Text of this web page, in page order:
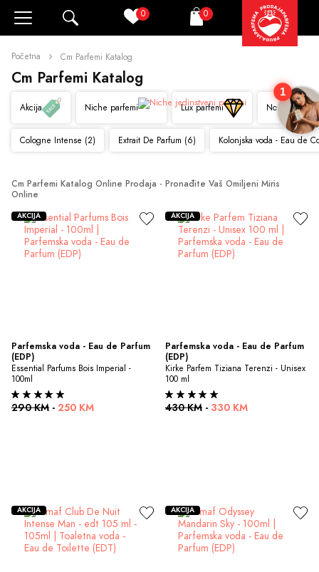
0 Korpa
0
Početna Cm Parfemi Katalog
Cm Parfemi Katalog
Akcija Niche parfemi Lux parfemi Novo
Cologne Intense (2) Extrait De Parfum (6) Kolonjska voda - Eau de
Cm Parfemi Katalog Online Prodaja - Pronađite Vaš Omiljeni Miris
Online
Parfemska voda - Eau de Parfum
(EDP)
Essential Parfums Bois Imperial -
100ml
290 KM - 250 KM
AKCIJA
Parfemska voda - Eau de Parfum
(EDP)
Kirke Parfem Tiziana Terenzi - Unisex
100 ml
430 KM - 330 KM
AKCIJA
AKCIJA AKCIJA
1